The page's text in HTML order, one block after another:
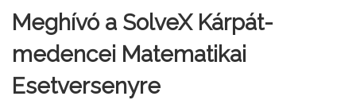
Meghívó a SolveX Kárpát-
medencei Matematikai
Esetversenyre